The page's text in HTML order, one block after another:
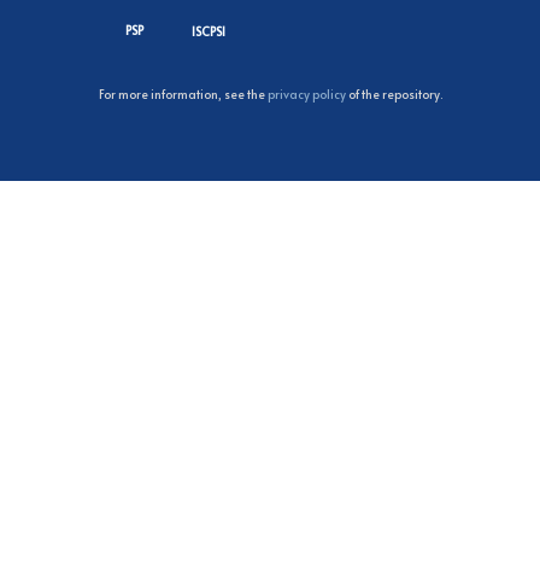
PSP ISCPSI
For more information, see the privacy policyof the repository.